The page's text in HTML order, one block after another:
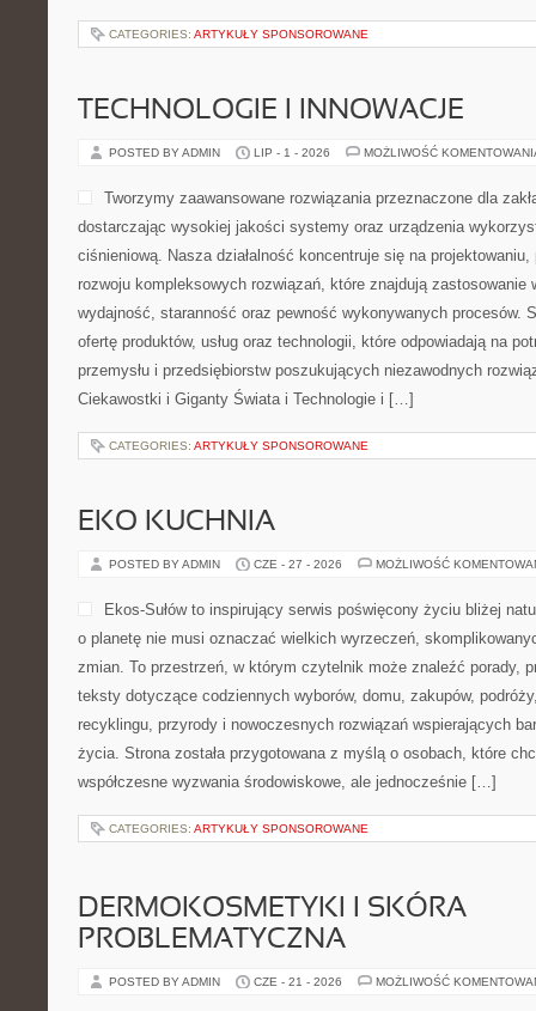
CATEGORIES: ARTYKUŁY SPONSOROWANE
TECHNOLOGIE I INNOWACJE
POSTED BY ADMIN LIP - 1 - 2026 MOŻLIWOŚĆ
Tworzymy zaawansowane rozwiązania przeznaczone dla
dostarczając wysokiej jakości systemy oraz urządzenia
ciśnieniową. Nasza działalność koncentruje się na
rozwoju kompleksowych rozwiązań, które znajdują
wydajność, staranność oraz pewność wykonywanych procesów.
ofertę produktów, usług oraz technologii, które odpowiadają na
przemysłu i przedsiębiorstw poszukujących niezawodnych
Ciekawostki i Giganty Świata i Technologie i […]
CATEGORIES: ARTYKUŁY SPONSOROWANE
EKO KUCHNIA
POSTED BY ADMIN CZE - 27 - 2026 MOŻLIWOŚĆ
Ekos-Sułów to inspirujący serwis poświęcony życiu bliżej
o planetę nie musi oznaczać wielkich wyrzeczeń,
zmian. To przestrzeń, w którym czytelnik może znaleźć porady,
teksty dotyczące codziennych wyborów, domu, zakupów,
recyklingu, przyrody i nowoczesnych rozwiązań wspierających
życia. Strona została przygotowana z myślą o osobach, które
współczesne wyzwania środowiskowe, ale jednocześnie […]
CATEGORIES: ARTYKUŁY SPONSOROWANE
DERMOKOSMETYKI I SKÓRA
PROBLEMATYCZNA
POSTED BY ADMIN CZE - 21 - 2026 MOŻLIWOŚĆ